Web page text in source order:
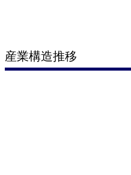
産業構造推移